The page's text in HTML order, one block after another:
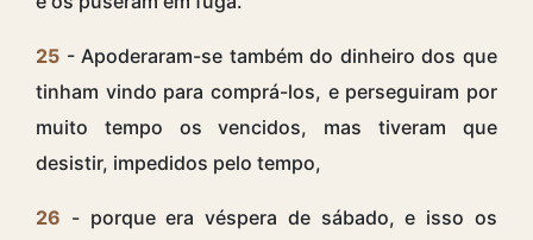
25 - Apoderaram-se também do dinheiro dos que
tinham vindo para comprá-los, e perseguiram por
muito tempo os vencidos, mas tiveram que
desistir, impedidos pelo tempo,
26 - porque era véspera de sábado, e isso os